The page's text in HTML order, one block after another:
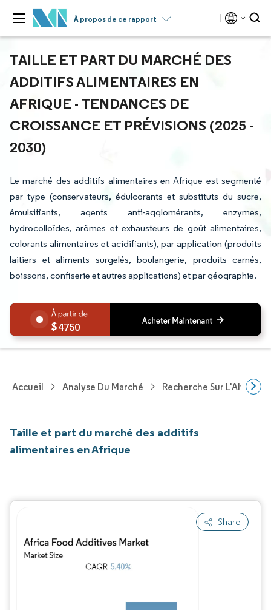
À propos de ce rapport
TAILLE ET PART DU MARCHÉ DES
ADDITIFS ALIMENTAIRES EN
AFRIQUE - TENDANCES DE
CROISSANCE ET PRÉVISIONS (2025 -
2030)
Le marché des additifs alimentaires en Afrique est segmenté
par type (conservateurs, édulcorants et substituts du sucre,
émulsifiants, agents anti-agglomérants, enzymes,
hydrocolloïdes, arômes et exhausteurs de goût alimentaires,
colorants alimentaires et acidifiants), par application (produits
laitiers et aliments surgelés, boulangerie, produits carnés,
boissons, confiserie et autres applications) et par géographie.
4750
Accueil Analyse Du Marché Recherche Sur
Taille et part du marché des additifs
alimentaires en Afrique
Share